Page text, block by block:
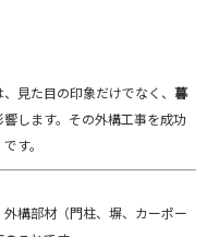
見た目の印象だけでなく、 暮
響します。 その外構工事を成功
です。
外構部材（門柱、 塀、 カーポー